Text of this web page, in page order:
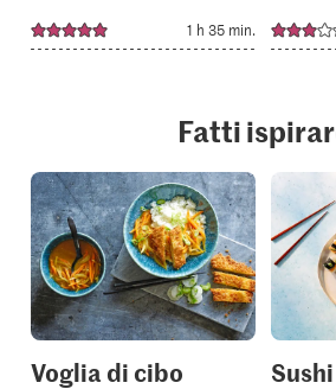
1 h 35 min.
Fatti
Voglia di cibo